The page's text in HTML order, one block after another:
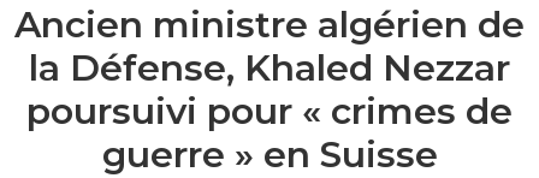
Ancien ministre algérien de
la Défense, Khaled Nezzar
poursuivi pour « crimes de
guerre » en Suisse